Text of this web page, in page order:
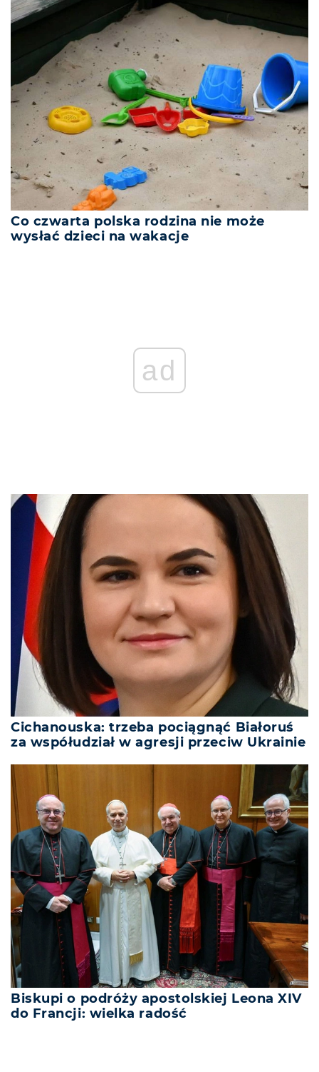
Co czwarta polska rodzina nie może
wysłać dzieci na wakacje
ad
Cichanouska: trzeba pociągnąć Białoruś
za współudział w agresji przeciw Ukrainie
Biskupi o podróży apostolskiej Leona XIV
do Francji: wielka radość